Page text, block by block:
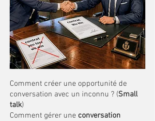
Comment créer une opportunité de
conversation avec un inconnu ? (Small
talk)
Comment gérer une conversation